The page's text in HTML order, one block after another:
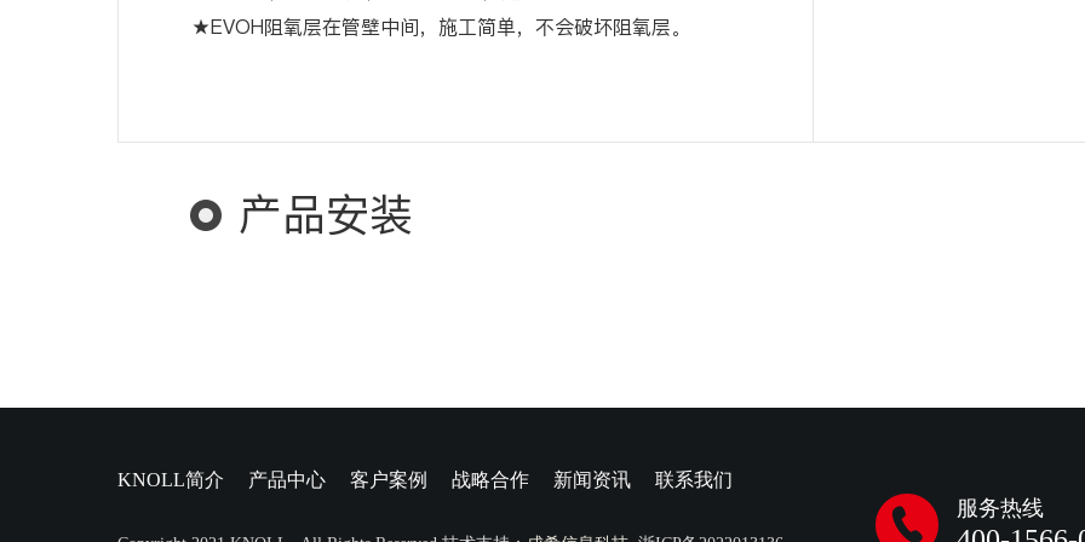
★EVOH阻氧层在管壁中间，施工简单，不会破坏阻氧层。
产品安装
KNOLL简介 产品中心 客户案例 战略合作 新闻资讯 联系我们
服务热线